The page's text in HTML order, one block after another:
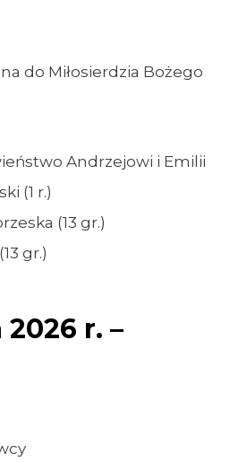
do Miłosierdzia Bożego
Andrzejowi i Emilii
(1 r.)
(13 gr.)
gr.)
r. –